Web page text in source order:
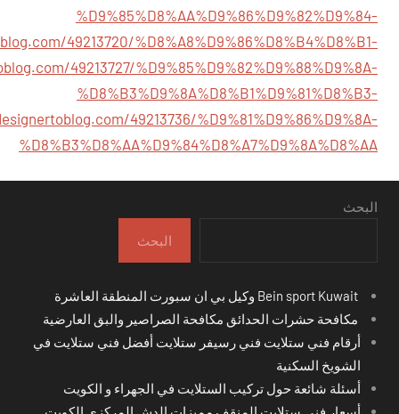
%D9%85%D8%AA%D9%86%D9%82%D9%84-
49213720/%D8%A8%D9%86%D8%B4%D8%B1-
49213727/%D9%85%D9%82%D9%88%D9%8A-
%D8%B3%D9%8A%D8%B1%D9%81%D8%B3-
49213736/%D9%81%D9%86%D9%8A-
%D8%B3%D8%AA%D9%84%D8%A7%D9%8A%D8%AA
البحث
البحث
مكافحة حشرات الحدائق مكافحة الصراصير والبق العارضية
أرقام فني ستلايت فني رسيفر ستلايت أفضل فني ستلايت في
الشويخ السكنية
أسئلة شائعة حول تركيب الستلايت في الجهراء و الكويت